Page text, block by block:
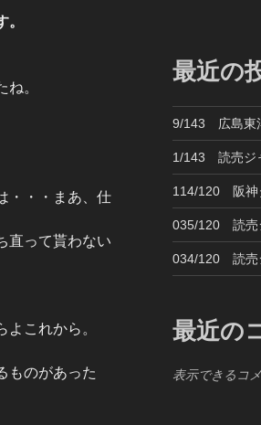
。
・・・まあ、仕
直って貰わない
これから。
ものがあった
最近の
9/143 広島東
1/143 読売ジ
114/120 阪神
035/120 読売
034/120 読売
最近の
表示できるコ